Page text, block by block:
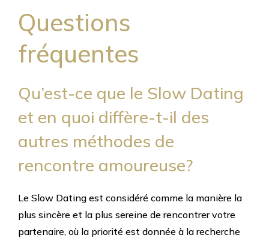
Questions
fréquentes
Qu’est-ce que le Slow Dating
et en quoi diffère-t-il des
autres méthodes de
rencontre amoureuse?
Le Slow Dating est considéré comme la manière la
plus sincère et la plus sereine de rencontrer votre
partenaire, où la priorité est donnée à la recherche